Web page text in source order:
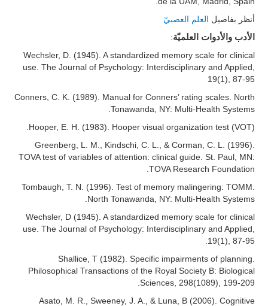
أنظر بفاصيل العلم العصبيّ
الأدب والأدوات العلميّة:
Wechsler, D. (1945). A standardized memory scale for clinical
use. The Journal of Psychology: Interdisciplinary and Applied,
19(1), 87-95
Conners, C. K. (1989). Manual for Conners’ rating scales. North
Tonawanda, NY: Multi-Health Systems.
Hooper, E. H. (1983). Hooper visual organization test (VOT).
Greenberg, L. M., Kindschi, C. L., & Corman, C. L. (1996).
TOVA test of variables of attention: clinical guide. St. Paul, MN:
TOVA Research Foundation.
Tombaugh, T. N. (1996). Test of memory malingering: TOMM.
North Tonawanda, NY: Multi-Health Systems.
Wechsler, D (1945). A standardized memory scale for clinical
use. The Journal of Psychology: Interdisciplinary and Applied,
19(1), 87-95.
Shallice, T (1982). Specific impairments of planning.
Philosophical Transactions of the Royal Society B: Biological
Sciences, 298(1089), 199-209.
Asato, M. R., Sweeney, J. A., & Luna, B (2006). Cognitive